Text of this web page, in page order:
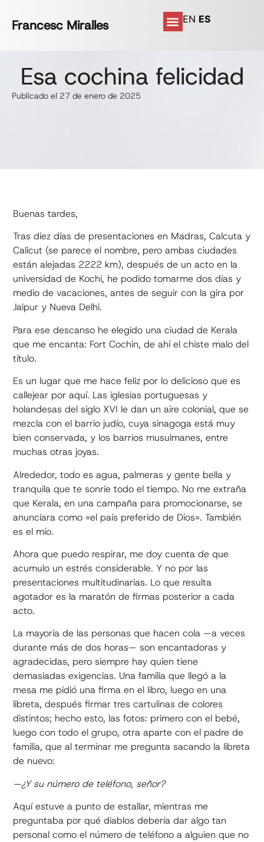
Francesc Miralles EN ES
Esa cochina felicidad
Publicado el 27 de enero de 2025
Buenas tardes,
Tras diez días de presentaciones en Madras, Calcuta y
Calicut (se parece el nombre, pero ambas ciudades
están alejadas 2222 km), después de un acto en la
universidad de Kochi, he podido tomarme dos días y
medio de vacaciones, antes de seguir con la gira por
Jaipur y Nueva Delhi.
Para ese descanso he elegido una ciudad de Kerala
que me encanta: Fort Cochin, de ahí el chiste malo del
título.
Es un lugar que me hace feliz por lo delicioso que es
callejear por aquí. Las iglesias portuguesas y
holandesas del siglo XVI le dan un aire colonial, que se
mezcla con el barrio judío, cuya sinagoga está muy
bien conservada, y los barrios musulmanes, entre
muchas otras joyas.
Alrededor, todo es agua, palmeras y gente bella y
tranquila que te sonríe todo el tiempo. No me extraña
que Kerala, en una campaña para promocionarse, se
anunciara como «el país preferido de Dios». También
es el mío.
Ahora que puedo respirar, me doy cuenta de que
acumulo un estrés considerable. Y no por las
presentaciones multitudinarias. Lo que resulta
agotador es la maratón de firmas posterior a cada
acto.
La mayoría de las personas que hacen cola —a veces
durante más de dos horas— son encantadoras y
agradecidas, pero siempre hay quien tiene
demasiadas exigencias. Una familia que llegó a la
mesa me pidió una firma en el libro, luego en una
libreta, después firmar tres cartulinas de colores
distintos; hecho esto, las fotos: primero con el bebé,
luego con todo el grupo, otra aparte con el padre de
familia, que al terminar me pregunta sacando la libreta
de nuevo:
—¿Y su número de teléfono, señor?
Aquí estuve a punto de estallar, mientras me
preguntaba por qué diablos debería dar algo tan
personal como el número de teléfono a alguien que no